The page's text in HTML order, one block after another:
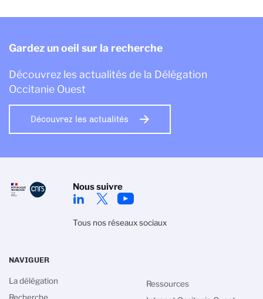
Gardez un oeil sur la recherche
Découvrez les actualités de la Délégation
Occitanie Ouest
Découvrez les actualités
Nous suivre
Tous nos réseaux sociaux
NAVIGUER
La délégation
Ressources